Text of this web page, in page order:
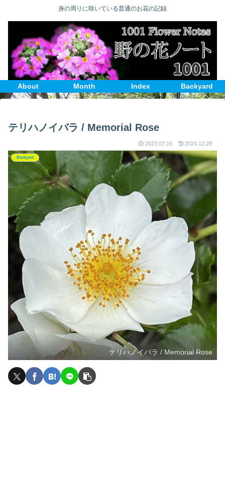
身の周りに咲いている普通のお花の記録
About Month Index Backyard
テリハノイバラ / Memorial Rose
2023.07.16 2024.12.29
Backyard
テリハノイバラ / Memorial Rose